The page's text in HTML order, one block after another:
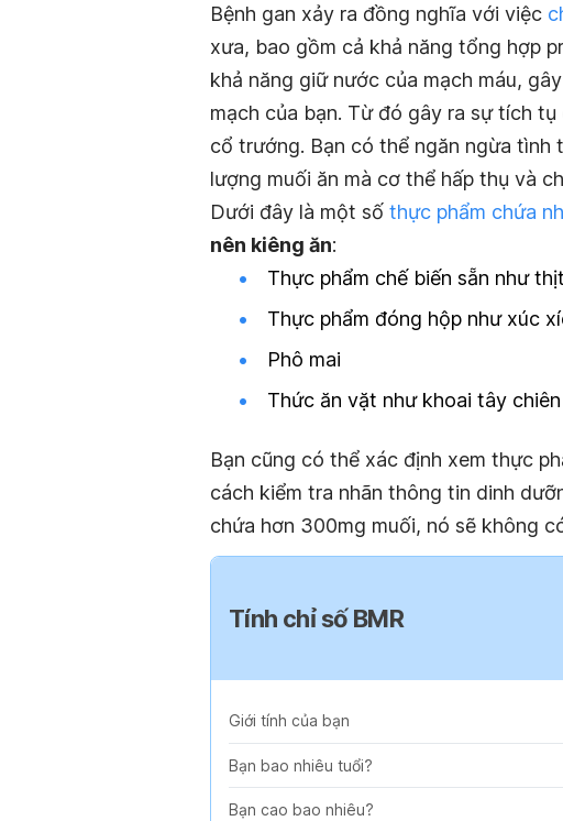
Bệnh gan xảy ra đồng nghĩa với việc
xưa, bao gồm cả khả năng tổng hợp
khả năng giữ nước của mạch máu,
mạch của bạn. Từ đó gây ra sự tích
cổ trướng. Bạn có thể ngăn ngừa tình
lượng muối ăn mà cơ thể hấp thụ và
Dưới đây là một số thực phẩm chứa
nên kiêng ăn:
Thực phẩm chế biến sẵn như
Thực phẩm đóng hộp như xúc
Phô mai
Thức ăn vặt như khoai tây chiên
Bạn cũng có thể xác định xem thực
cách kiểm tra nhãn thông tin dinh
chứa hơn 300mg muối, nó sẽ không
Tính chỉ số BMR
Giới tính của bạn
Bạn bao nhiêu tuổi?
Bạn cao bao nhiêu?